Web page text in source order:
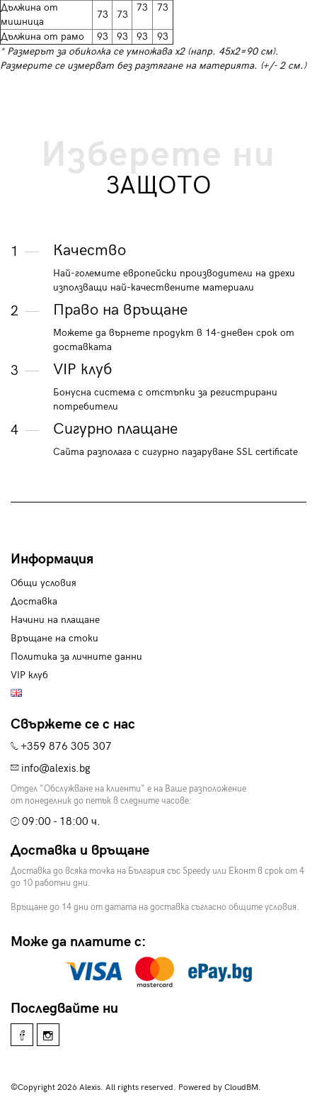
Дължина от
мишница
73 73
73 73
Дължина от рамо 93 93 93
93
* Размерът за обиколка се умножава х2 (напр. 45х2=90 см).
Размерите се измерват без разтягане на материята. (+/- 2 см.)
Изберете ни
ЗАЩОТО
1 Качество
Най-големите европейски производители на дрехи
използващи най-качествените материали
2 Право на връщане
Можете да върнете продукт в 14-дневен срок от
доставката
3 VIP клуб
Бонусна система с отстъпки за регистрирани
потребители
4 Сигурно плащане
Сайта разполага с сигурно пазаруване SSL certificate
Информация
Общи условия
Доставка
Начини на плащане
Връщане на стоки
Политика за личните данни
VIP клуб
Свържете се с нас
+359 876 305 307
info@alexis.bg
Отдел "Обслужване на клиенти" е на Ваше разположение
от понеделник до петък в следните часове:
09:00 - 18:00 ч.
Доставка и връщане
Доставка до всяка точка на България със Speedy или Еконт в срок от 4
до 10 работни дни.
Връщане до 14 дни от датата на доставка съгласно общите условия.
Може да платите с:
Последвайте ни
©Copyright 2026 Alexis. All rights reserved. Powered by CloudBM.